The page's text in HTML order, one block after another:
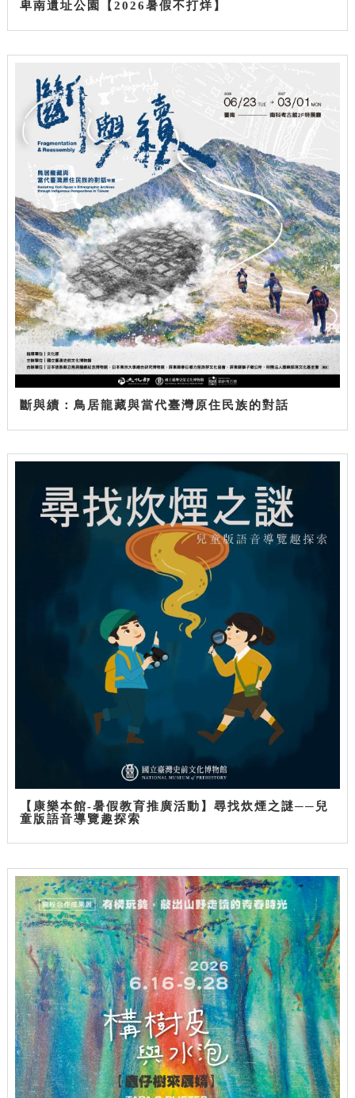
卑南遺址公園【2026暑假不打烊】
斷與續：鳥居龍藏與當代臺灣原住民族的對話
【康樂本館-暑假教育推廣活動】尋找炊煙之謎──兒
童版語音導覽趣探索